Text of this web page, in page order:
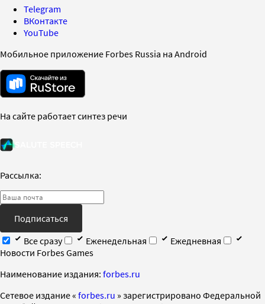
Telegram
ВКонтакте
YouTube
Мобильное приложение Forbes Russia на Android
На сайте работает синтез речи
Рассылка:
Подписаться
Все сразу
Еженедельная
Ежедневная
Новости Forbes Games
Наименование издания: forbes.ru
Cетевое издание « forbes.ru » зарегистрировано Федеральной